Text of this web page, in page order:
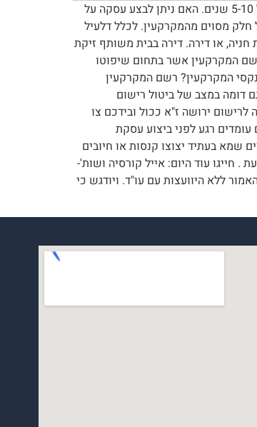
רישום עסקאות במקרקעין אלו זכויות מחייבות רישום על מנת לקבל תוקף? בעלות/ משכנתא/ זיקת הנאה/ זכות קדימה/ שכירות העולה על 5-10 שנים. האם ניתן לבצע עסקה על
מסוים מהמקרקעין. לכלל דלעיל
או דירה. דירה בבית משותף זיקת
המקרקעין אשר בתחום שיפוטו
המקרקעין? רשם המקרקעין
דומה במצב של ביטול רישום
ירושה ז"א ככול ובידכם צו
רגע לפני ביצוע עסקת
שמא בעתיד יצוצו קנסות או חיובים
לכם בכל עת . חייגו עוד היום: אייל קורסיה ושות'-
על האמור ללא היוועצות עם עו"ד. ויודגש כי